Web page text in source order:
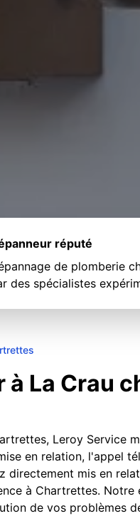
réputé
de plomberie
des spécialistes
La Crau
Leroy Service
en relation, l'appel
directement mis en
à Chartrettes. Notre
de vos problèmes